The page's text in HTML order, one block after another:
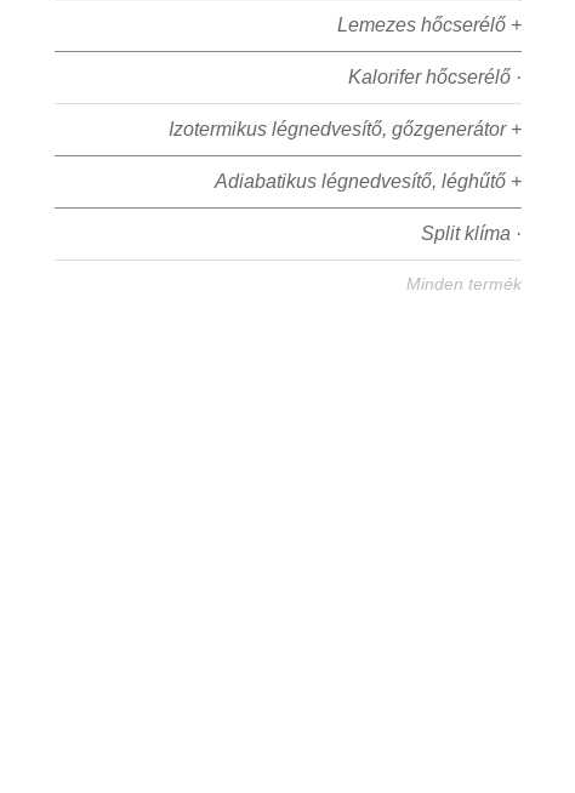
Lemezes hőcserélő +
Kalorifer hőcserélő ·
Izotermikus légnedvesítő, gőzgenerátor +
Adiabatikus légnedvesítő, léghűtő +
Split klíma ·
Minden termék